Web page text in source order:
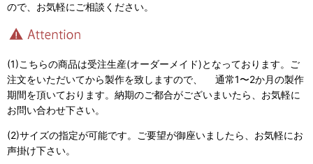
ので、お気軽にご相談ください。
(1)こちらの商品は受注生産(オーダーメイド)となっております。ご
注文をいただいてから製作を致しますので、 通常1〜2か月の製作
期間を頂いております。納期のご都合がございまいたら、お気軽に
お問い合わせ下さい。
(2)サイズの指定が可能です。ご要望が御座いましたら、お気軽にお
声掛け下さい。